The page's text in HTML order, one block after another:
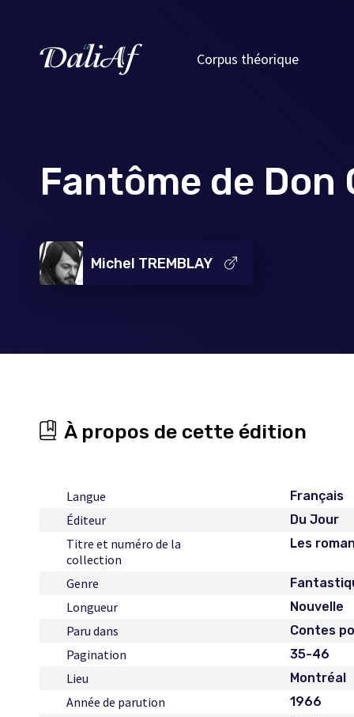
Corpus théorique
Fantôme de Don
Michel TREMBLAY
À propos de cette édition
Langue Français
Éditeur Du Jour
Titre et numéro de la
collection
Les
Genre
Longueur Nouvelle
Paru dans Contes
Pagination 35-46
Lieu Montréal
Année de parution 1966